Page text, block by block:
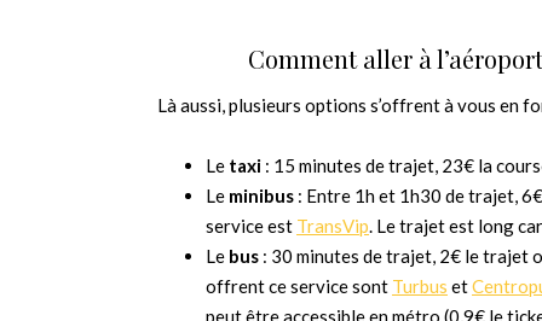
Comment aller à
Là aussi, plusieurs options s’offrent à vous en
Le taxi : 15 minutes de trajet, 23€ la
Le minibus : Entre 1h et 1h30 de trajet,
service est TransVip. Le trajet est long
Le bus : 30 minutes de trajet, 2€ le trajet
offrent ce service sont Turbus et
peut être accessible en métro (0,9€ le